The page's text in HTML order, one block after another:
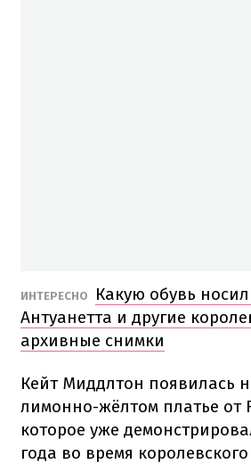
ИНТЕРЕСНО
Какую обувь
Антуанетта и другие
архивные снимки
Кейт Миддлтон появилась
лимонно-жёлтом платье от
которое уже
года во время